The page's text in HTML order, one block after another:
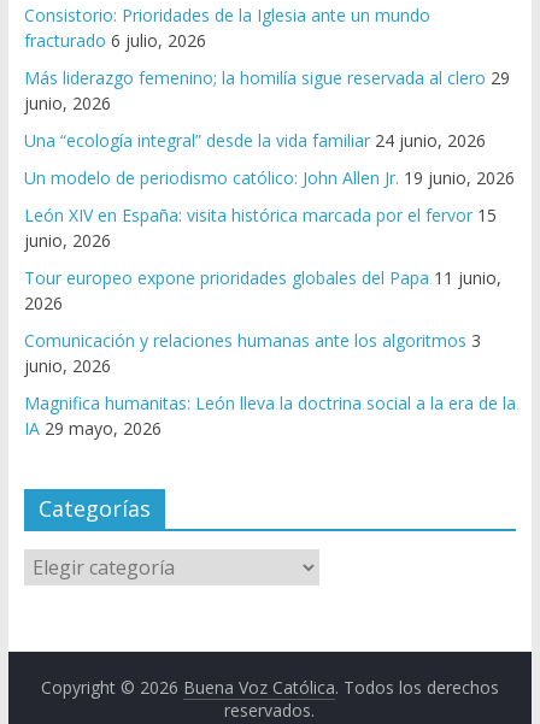
Consistorio: Prioridades de la Iglesia ante un mundo
fracturado 6 julio, 2026
Más liderazgo femenino; la homilía sigue reservada al clero 29
junio, 2026
Una “ecología integral” desde la vida familiar 24 junio, 2026
Un modelo de periodismo católico: John Allen Jr. 19 junio, 2026
León XIV en España: visita histórica marcada por el fervor 15
junio, 2026
Tour europeo expone prioridades globales del Papa 11 junio,
2026
Comunicación y relaciones humanas ante los algoritmos 3
junio, 2026
Magnifica humanitas: León lleva la doctrina social a la era de la
IA 29 mayo, 2026
Categorías
Copyright © 2026 Buena Voz Católica. Todos los derechos
reservados.